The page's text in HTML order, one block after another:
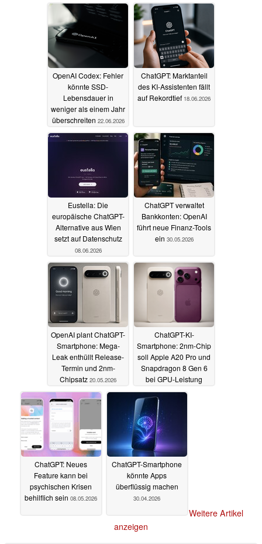
OpenAI Codex: Fehler
könnte SSD-
Lebensdauer in
weniger als einem Jahr
überschreiten 22.06.2026
ChatGPT: Marktanteil
des KI-Assistenten fällt
auf Rekordtief 18.06.2026
Eustella: Die
europäische ChatGPT-
Alternative aus Wien
setzt auf Datenschutz
08.06.2026
ChatGPT verwaltet
Bankkonten: OpenAI
führt neue Finanz-Tools
ein 30.05.2026
OpenAI plant ChatGPT-
Smartphone: Mega-
Leak enthüllt Release-
Termin und 2nm-
Chipsatz 20.05.2026
ChatGPT-KI-
Smartphone: 2nm-Chip
soll Apple A20 Pro und
Snapdragon 8 Gen 6
bei GPU-Leistung
schlagen14.05.2026
ChatGPT: Neues
Feature kann bei
psychischen Krisen
behilflich sein 08.05.2026
ChatGPT-Smartphone
könnte Apps
überflüssig machen
30.04.2026
Weitere Artikel
anzeigen